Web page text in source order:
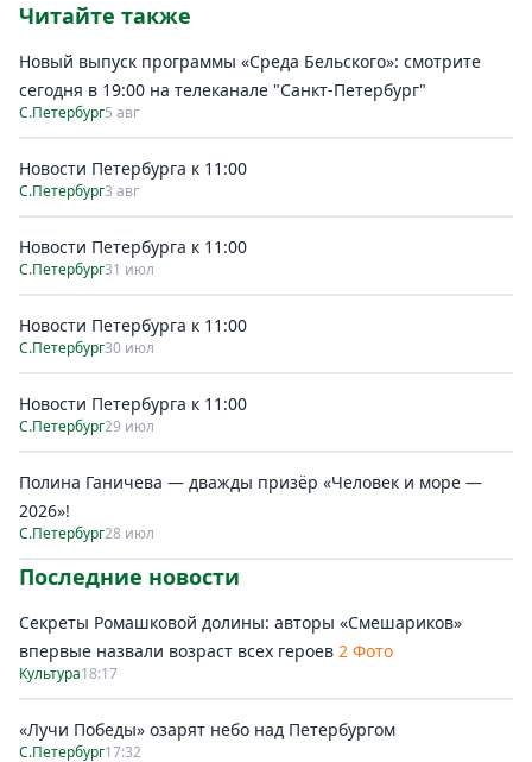
Читайте также
Новый выпуск программы «Среда Бельского»: смотрите
сегодня в 19:00 на телеканале "Санкт-Петербург"
С.Петербург5 авг
Новости Петербурга к 11:00
С.Петербург3 авг
Новости Петербурга к 11:00
С.Петербург31 июл
Новости Петербурга к 11:00
С.Петербург30 июл
Новости Петербурга к 11:00
С.Петербург29 июл
Полина Ганичева — дважды призёр «Человек и море —
2026»!
С.Петербург28 июл
Последние новости
Секреты Ромашковой долины: авторы «Смешариков»
впервые назвали возраст всех героев 2 Фото
Культура18:17
«Лучи Победы» озарят небо над Петербургом
С.Петербург17:32